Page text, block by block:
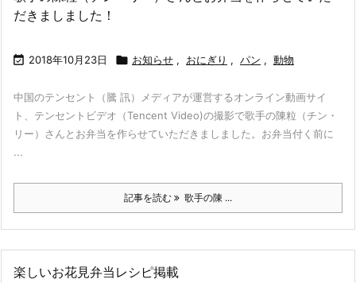
だきましました！
 2018年10月23日  お知らせ , おにぎり , パン , 動物
中国のテンセント（騰 訊）メディアが運営するオンライン動画サイ
ト、テンセントビデオ（Tencent Video)の撮影で歌手の陳粒（チン・
リー）さんとお弁当を作らせていただきましました。お弁当付く前に
...
記事を読む 歌手の陳 ...
楽しいお花見弁当レシピ掲載